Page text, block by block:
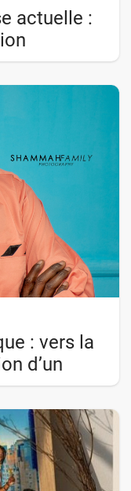
actuelle :
: vers la
d’un